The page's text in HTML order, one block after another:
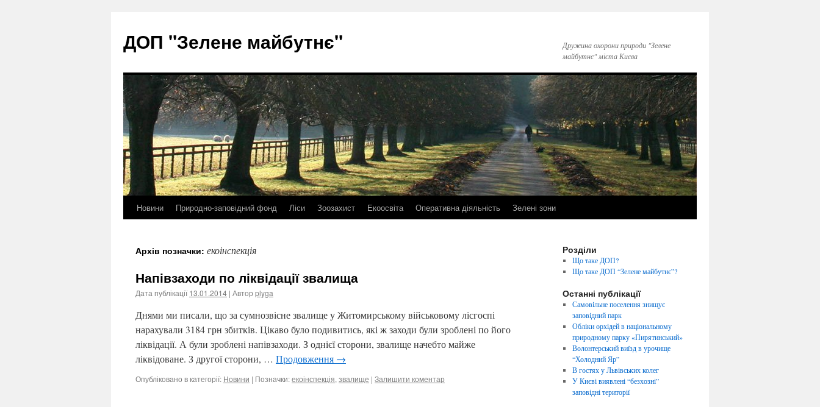
ДОП "Зелене майбутнє"
Дружина охорони природи "Зелене
майбутнє" міста Києва
Перейти
контенту
Новини Природно-заповідний фонд Ліси Зоозахист Екоосвіта Оперативна діяльність Зелені зони
Архів позначки: екоінспекція
Напівзаходи по ліквідації звалища
Дата публікації 13.01.2014 | Автор plyga
Днями ми писали, що за сумнозвісне звалище у Житомирському військовому лісгоспі
нарахували 3184 грн збитків. Цікаво було подивитись, які ж заходи були зроблені по його
ліквідації. А були зроблені напівзаходи. З однієї сторони, звалище начебто майже
ліквідоване. З другої сторони, … Продовження →
Опубліковано в категорії: Новини | Позначки:екоінспекція, звалище | Залишити коментар
Розділи
Що таке ДОП?
Що таке ДОП “Зелене майбутнє”?
Останні публікації
Самовільне поселення знищує
заповідний парк
Обліки орхідей в національному
природному парку «Пирятинський»
Волонтерський виїзд в урочище
“Холодний Яр”
В гостях у Львівських колег
У Києві виявлені “безхозні”
заповідні території